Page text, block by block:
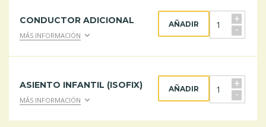
CONDUCTOR ADICIONAL
MÁS INFORMACIÓN
+
-
AÑADIR
ASIENTO INFANTIL (ISOFIX)
MÁS INFORMACIÓN
+
-
AÑADIR